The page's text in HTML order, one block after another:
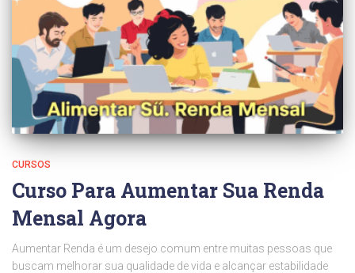
CURSOS
Curso Para Aumentar Sua Renda
Mensal Agora
Aumentar Renda é um desejo comum entre muitas pessoas que
buscam melhorar sua qualidade de vida e alcançar estabilidade